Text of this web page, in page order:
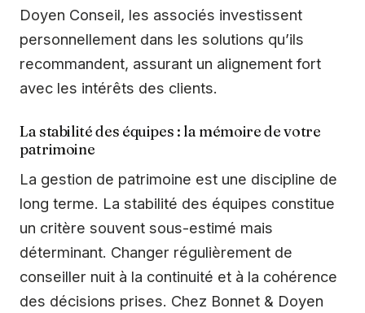
Doyen Conseil, les associés investissent
personnellement dans les solutions qu’ils
recommandent, assurant un alignement fort
avec les intérêts des clients.
La stabilité des équipes : la mémoire de votre
patrimoine
La gestion de patrimoine est une discipline de
long terme. La stabilité des équipes constitue
un critère souvent sous-estimé mais
déterminant. Changer régulièrement de
conseiller nuit à la continuité et à la cohérence
des décisions prises. Chez Bonnet & Doyen